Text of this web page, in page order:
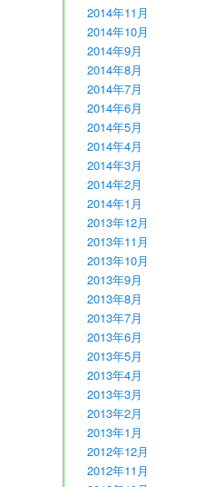
2014年11月
2014年10月
2014年9月
2014年8月
2014年7月
2014年6月
2014年5月
2014年4月
2014年3月
2014年2月
2014年1月
2013年12月
2013年11月
2013年10月
2013年9月
2013年8月
2013年7月
2013年6月
2013年5月
2013年4月
2013年3月
2013年2月
2013年1月
2012年12月
2012年11月